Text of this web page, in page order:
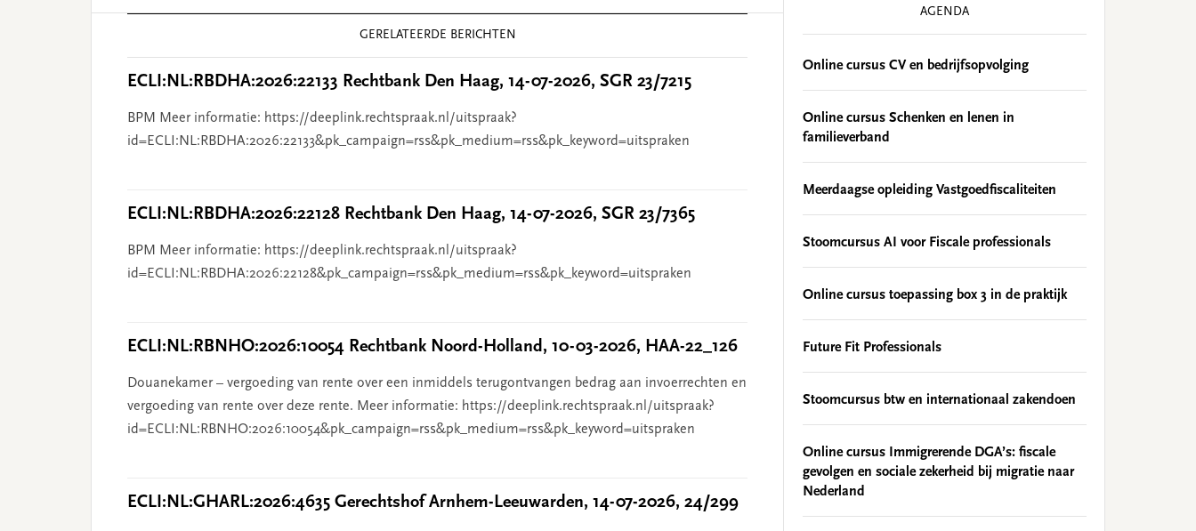
GERELATEERDE BERICHTEN
ECLI:NL:RBDHA:2026:22133 Rechtbank Den Haag, 14-07-2026, SGR 23/7215
BPM Meer informatie: https://deeplink.rechtspraak.nl/uitspraak?
id=ECLI:NL:RBDHA:2026:22133&pk_campaign=rss&pk_medium=rss&pk_keyword=uitspraken
ECLI:NL:RBDHA:2026:22128 Rechtbank Den Haag, 14-07-2026, SGR 23/7365
BPM Meer informatie: https://deeplink.rechtspraak.nl/uitspraak?
id=ECLI:NL:RBDHA:2026:22128&pk_campaign=rss&pk_medium=rss&pk_keyword=uitspraken
ECLI:NL:RBNHO:2026:10054 Rechtbank Noord-Holland, 10-03-2026, HAA-22_126
Douanekamer – vergoeding van rente over een inmiddels terugontvangen bedrag aan invoerrechten en
vergoeding van rente over deze rente. Meer informatie: https://deeplink.rechtspraak.nl/uitspraak?
id=ECLI:NL:RBNHO:2026:10054&pk_campaign=rss&pk_medium=rss&pk_keyword=uitspraken
ECLI:NL:GHARL:2026:4635 Gerechtshof Arnhem-Leeuwarden, 14-07-2026, 24/299
AGENDA
Online cursus CV en bedrijfsopvolging
Online cursus Schenken en lenen in
familieverband
Meerdaagse opleiding Vastgoedfiscaliteiten
Stoomcursus AI voor Fiscale professionals
Online cursus toepassing box 3 in de praktijk
Future Fit Professionals
Stoomcursus btw en internationaal zakendoen
Online cursus Immigrerende DGA’s: fiscale
gevolgen en sociale zekerheid bij migratie naar
Nederland